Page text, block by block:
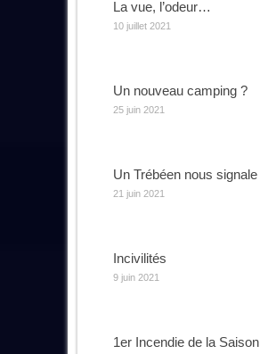
La vue, l’odeur…
10 juillet 2021
Un nouveau camping ?
25 juin 2021
Un Trébéen nous signale
21 juin 2021
Incivilités
9 juin 2021
1er Incendie de la Saison